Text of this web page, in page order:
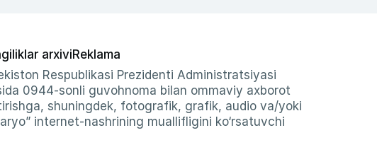
arxiviReklama
Respublikasi Prezidenti Administratsiyasi
0944-sonli guvohnoma bilan ommaviy axborot
shuningdek, fotografik, grafik, audio va/yoki
internet-nashrining muallifligini ko‘rsatuvchi